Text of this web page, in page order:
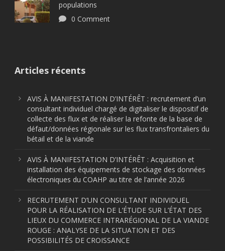
populations
0 Comment
Articles récents
AVIS À MANIFESTATION D’INTÉRÊT : recrutement d’un
consultant individuel chargé de digitaliser le dispositif de
collecte des flux et de réaliser la refonte de la base de
défaut/données régionale sur les flux transfrontaliers du
bétail et de la viande
AVIS À MANIFESTATION D’INTÉRÊT : Acquisition et
installation des équipements de stockage des données
électroniques du COAHP au titre de l’année 2026
RECRUTEMENT D’UN CONSULTANT INDIVIDUEL
POUR LA RÉALISATION DE L’ÉTUDE SUR L’ÉTAT DES
LIEUX DU COMMERCE INTRARÉGIONAL DE LA VIANDE
ROUGE : ANALYSE DE LA SITUATION ET DES
POSSIBILITÉS DE CROISSANCE